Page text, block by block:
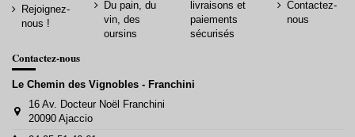
Rejoignez-
nous !
Du pain, du
vin, des
oursins
livraisons et
paiements
sécurisés
Contactez-
nous
Contactez-nous
Le Chemin des Vignobles - Franchini
16 Av. Docteur Noël Franchini
20090 Ajaccio